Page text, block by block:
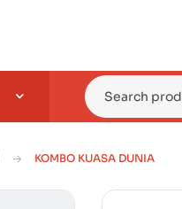
KOMBO KUASA DUNIA